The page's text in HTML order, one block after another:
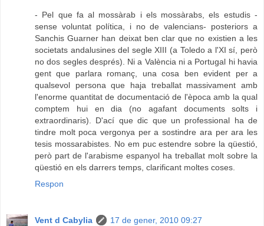
- Pel que fa al mossàrab i els mossàrabs, els estudis -
sense voluntat política, i no de valencians- posteriors a
Sanchis Guarner han deixat ben clar que no existien a les
societats andalusines del segle XIII (a Toledo a l'XI sí, però
no dos segles després). Ni a València ni a Portugal hi havia
gent que parlara romanç, una cosa ben evident per a
qualsevol persona que haja treballat massivament amb
l'enorme quantitat de documentació de l'època amb la qual
comptem hui en dia (no agafant documents solts i
extraordinaris). D'ací que dic que un professional ha de
tindre molt poca vergonya per a sostindre ara per ara les
tesis mossarabistes. No em puc estendre sobre la qüestió,
però part de l'arabisme espanyol ha treballat molt sobre la
qüestió en els darrers temps, clarificant moltes coses.
Respon
Vent d Cabylia
17 de gener, 2010 09:27